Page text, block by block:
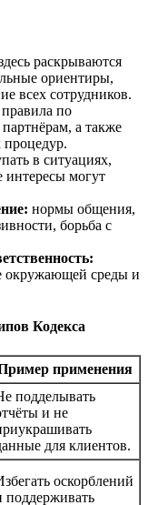
раскрываются
ориентиры,
всех сотрудников.
правила по
а также
процедур.
в ситуациях,
интересы могут
нормы общения,
борьба с
окружающей среды и
Кодекса
применения
подделывать
и не
для клиентов.
оскорблений
поддерживать